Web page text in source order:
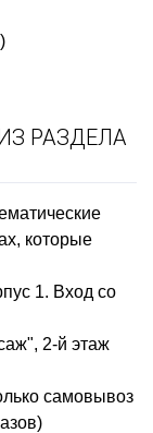
РАЗДЕЛА
которые
1. Вход со
2-й этаж
самовывоз